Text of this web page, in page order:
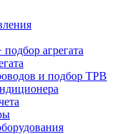
агрегата
и подбор ТРВ